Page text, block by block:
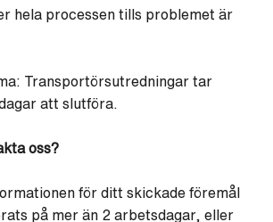
hela processen tills problemet är
Transportörsutredningar tar
att slutföra.
oss?
för ditt skickade föremål
på mer än 2 arbetsdagar, eller